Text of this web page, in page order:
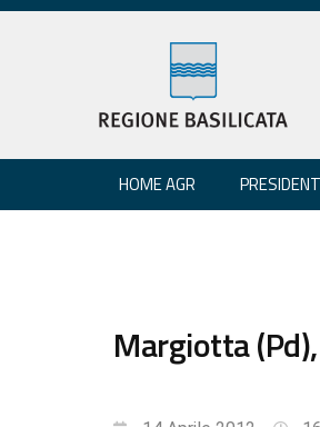
HOME AGR
Margiotta